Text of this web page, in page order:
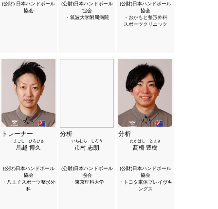
(公財) 日本ハンドボール
協会
(公財)日本ハンドボール
協会
・筑波大学附属病院
(公財)日本ハンドボール
協会
・おかもと整形外科
スポーツクリニック
トレーナー
まごし ひろひさ
馬越 博久
(公財)日本ハンドボール
協会
・八王子スポーツ整形外
科
分析
いちむら しろう
市村 志朗
(公財)日本ハンドボール
協会
・東京理科大学
分析
たかはし とよき
髙橋 豊樹
(公財)日本ハンドボール
協会
・トヨタ車体ブレイヴキ
ングス